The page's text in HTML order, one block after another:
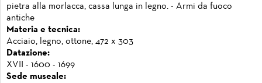
pietra alla morlacca, cassa lunga in legno. - Armi da fuoco
antiche
Materia e tecnica:
Acciaio, legno, ottone, 472 x 303
Datazione:
XVII - 1600 - 1699
Sede museale: